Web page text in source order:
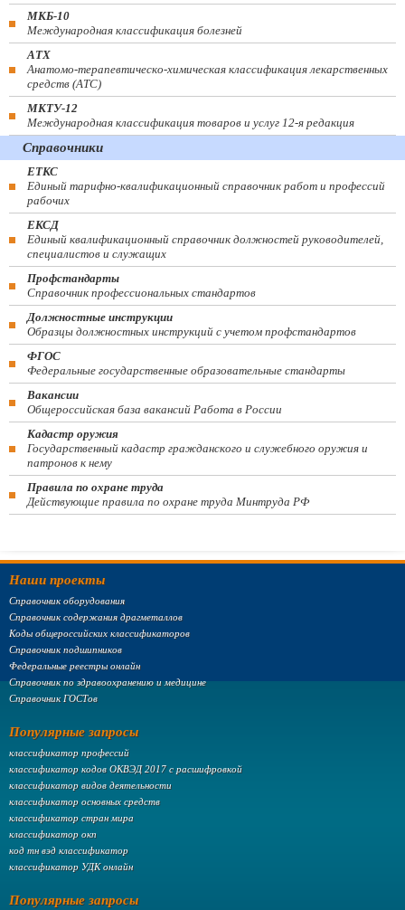
МКБ-10
Международная классификация болезней
АТХ
Анатомо-терапевтическо-химическая классификация лекарственных
средств (ATC)
МКТУ-12
Международная классификация товаров и услуг 12-я редакция
Справочники
ЕТКС
Единый тарифно-квалификационный справочник работ и профессий
рабочих
ЕКСД
Единый квалификационный справочник должностей руководителей,
специалистов и служащих
Профстандарты
Справочник профессиональных стандартов
Должностные инструкции
Образцы должностных инструкций с учетом профстандартов
ФГОС
Федеральные государственные образовательные стандарты
Вакансии
Общероссийская база вакансий Работа в России
Кадастр оружия
Государственный кадастр гражданского и служебного оружия и
патронов к нему
Правила по охране труда
Действующие правила по охране труда Минтруда РФ
Наши проекты
Справочник оборудования
Справочник содержания драгметаллов
Коды общероссийских классификаторов
Справочник подшипников
Федеральные реестры онлайн
Справочник по здравоохранению и медицине
Справочник ГОСТов
Популярные запросы
классификатор профессий
классификатор кодов ОКВЭД 2017 с расшифровкой
классификатор видов деятельности
классификатор основных средств
классификатор стран мира
классификатор окп
код тн вэд классификатор
классификатор УДК онлайн
Популярные запросы